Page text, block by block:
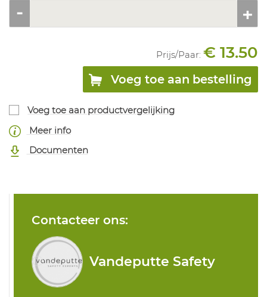
Prijs/Paar: € 13.50
Voeg toe aan bestelling
Voeg toe aan productvergelijking
Meer info
Documenten
Contacteer ons:
Vandeputte Safety